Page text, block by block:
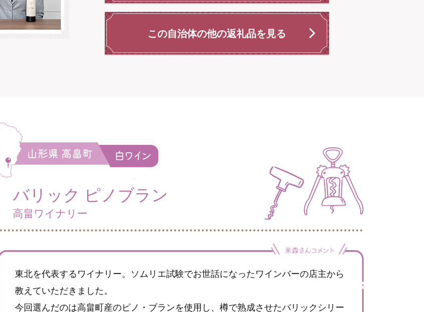
この⾃治体の他の返礼品を⾒る
バリック ピノブラン
高畠ワイナリー
東北を代表するワイナリー。ソムリエ試験でお世話になったワインバーの店主から
教えていただきました。
今回選んだのは高畠町産のピノ・ブランを使用し、樽で熟成させたバリックシリー